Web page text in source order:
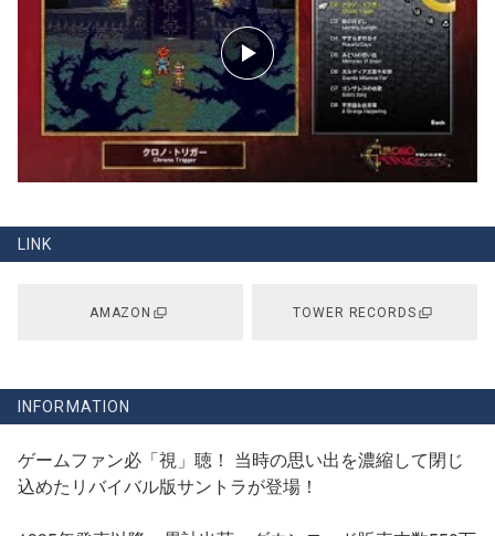
LINK
AMAZON TOWER RECORDS
INFORMATION
ゲームファン必「視」聴！ 当時の思い出を濃縮して閉じ
込めたリバイバル版サントラが登場！